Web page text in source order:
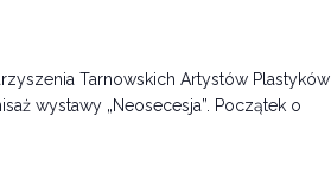
Tarnowskich Artystów Plastyków
wystawy „Neosecesja”. Początek o